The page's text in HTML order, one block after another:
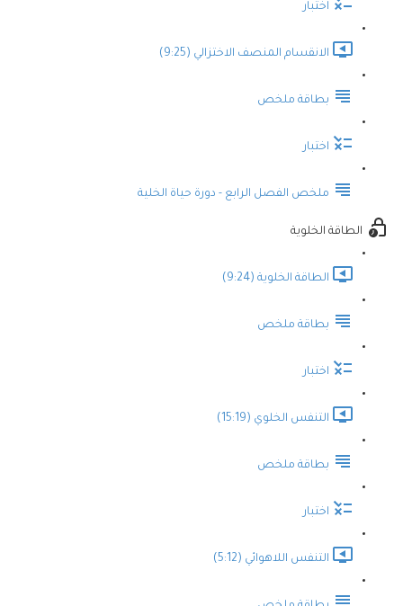
اختبار
الانقسام المنصف الاختزالي (9:25)
بطاقة ملخص
اختبار
ملخص الفصل الرابع - دورة حياة الخلية
الطاقة الخلوية
الطاقة الخلوية (9:24)
بطاقة ملخص
اختبار
التنفس الخلوي (15:19)
بطاقة ملخص
اختبار
التنفس اللاهوائي (5:12)